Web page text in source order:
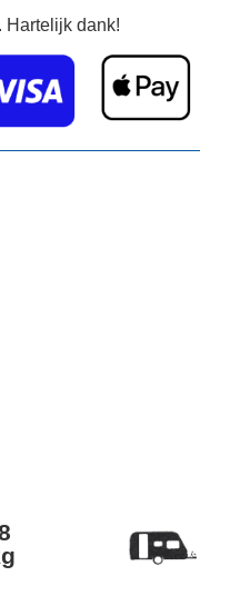
Hartelijk dank!